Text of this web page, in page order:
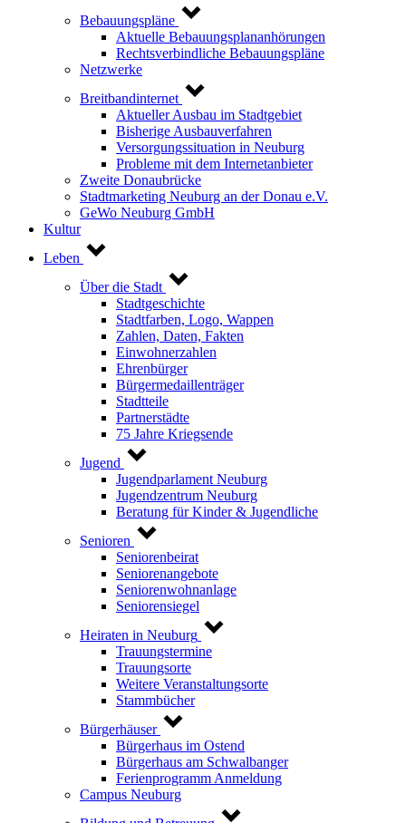
Bebauungspläne
Aktuelle Bebauungsplananhörungen
Rechtsverbindliche Bebauungspläne
Netzwerke
Breitbandinternet
Aktueller Ausbau im Stadtgebiet
Bisherige Ausbauverfahren
Versorgungssituation in Neuburg
Probleme mit dem Internetanbieter
Zweite Donaubrücke
Stadtmarketing Neuburg an der Donau e.V.
GeWo Neuburg GmbH
Kultur
Leben
Über die Stadt
Stadtgeschichte
Stadtfarben, Logo, Wappen
Zahlen, Daten, Fakten
Einwohnerzahlen
Ehrenbürger
Bürgermedaillenträger
Stadtteile
Partnerstädte
75 Jahre Kriegsende
Jugend
Jugendparlament Neuburg
Jugendzentrum Neuburg
Beratung für Kinder & Jugendliche
Senioren
Seniorenbeirat
Seniorenangebote
Seniorenwohnanlage
Seniorensiegel
Heiraten in Neuburg
Trauungstermine
Trauungsorte
Weitere Veranstaltungsorte
Stammbücher
Bürgerhäuser
Bürgerhaus im Ostend
Bürgerhaus am Schwalbanger
Ferienprogramm Anmeldung
Campus Neuburg